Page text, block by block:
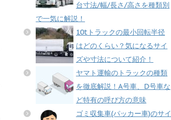
台寸法/幅/長さ/高さを種類別
で一気に解説！
10tトラックの最小回転半径
はどのくらい？気になるサイ
ズや寸法について紹介！
ヤマト運輸のトラックの種類
を徹底解説！A号車、D号車な
ど特有の呼び方の意味
ゴミ収集車(パッカー車)のサイ